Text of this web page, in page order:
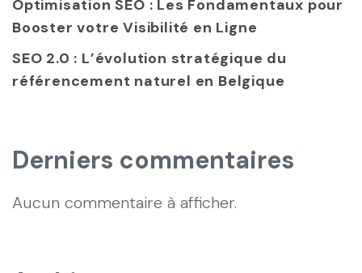
Optimisation SEO : Les Fondamentaux pour
Booster votre Visibilité en Ligne
SEO 2.0 : L’évolution stratégique du
référencement naturel en Belgique
Derniers commentaires
Aucun commentaire à afficher.